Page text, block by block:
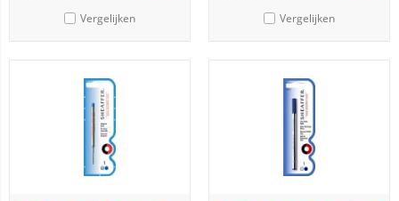
Vergelijken Vergelijken